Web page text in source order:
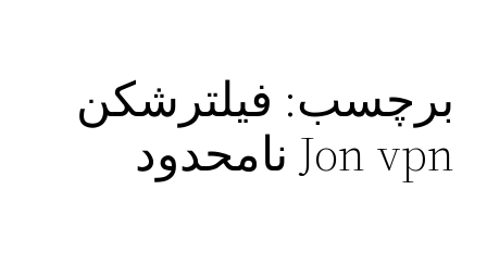
برچسب: فیلترشکن
Jon vpn نامحدود